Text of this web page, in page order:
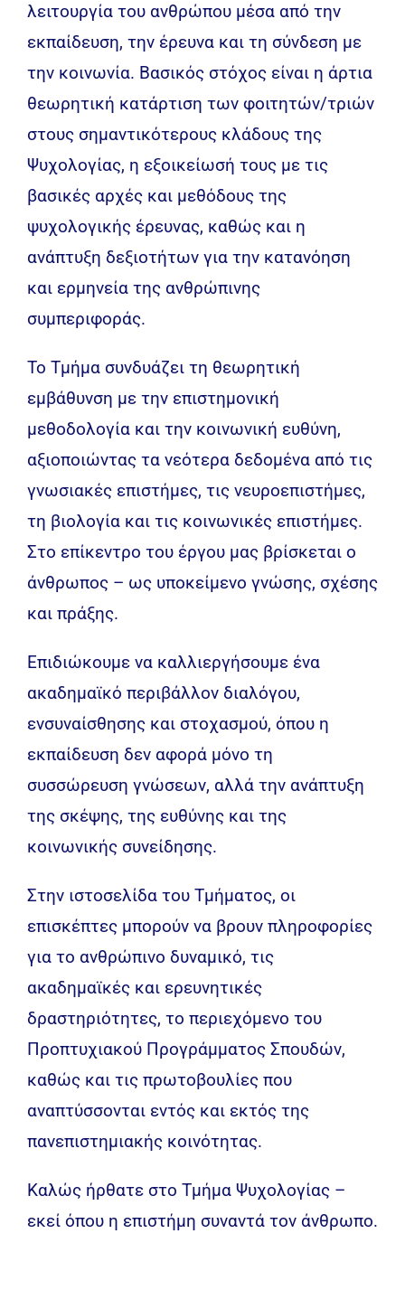
λειτουργία του ανθρώπου μέσα από την
εκπαίδευση, την έρευνα και τη σύνδεση με
την κοινωνία. Βασικός στόχος είναι η άρτια
θεωρητική κατάρτιση των φοιτητών/τριών
στους σημαντικότερους κλάδους της
Ψυχολογίας, η εξοικείωσή τους με τις
βασικές αρχές και μεθόδους της
ψυχολογικής έρευνας, καθώς και η
ανάπτυξη δεξιοτήτων για την κατανόηση
και ερμηνεία της ανθρώπινης
συμπεριφοράς.
Το Τμήμα συνδυάζει τη θεωρητική
εμβάθυνση με την επιστημονική
μεθοδολογία και την κοινωνική ευθύνη,
αξιοποιώντας τα νεότερα δεδομένα από τις
γνωσιακές επιστήμες, τις νευροεπιστήμες,
τη βιολογία και τις κοινωνικές επιστήμες.
Στο επίκεντρο του έργου μας βρίσκεται ο
άνθρωπος – ως υποκείμενο γνώσης, σχέσης
και πράξης.
Επιδιώκουμε να καλλιεργήσουμε ένα
ακαδημαϊκό περιβάλλον διαλόγου,
ενσυναίσθησης και στοχασμού, όπου η
εκπαίδευση δεν αφορά μόνο τη
συσσώρευση γνώσεων, αλλά την ανάπτυξη
της σκέψης, της ευθύνης και της
κοινωνικής συνείδησης.
Στην ιστοσελίδα του Τμήματος, οι
επισκέπτες μπορούν να βρουν πληροφορίες
για το ανθρώπινο δυναμικό, τις
ακαδημαϊκές και ερευνητικές
δραστηριότητες, το περιεχόμενο του
Προπτυχιακού Προγράμματος Σπουδών,
καθώς και τις πρωτοβουλίες που
αναπτύσσονται εντός και εκτός της
πανεπιστημιακής κοινότητας.
Καλώς ήρθατε στο Τμήμα Ψυχολογίας –
εκεί όπου η επιστήμη συναντά τον άνθρωπο.